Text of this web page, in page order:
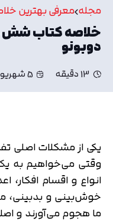
مجله معرفی بهترین
خلاصه کتاب شش
دوبونو
13 دقیقه 5 شهریور, 9:37
یکی از مشکلات اصلی
وقتی می‌خواهیم به
انواع و اقسام افکار،
خوش‌بینی و بدبینی،
ما هجوم می‌آورند و